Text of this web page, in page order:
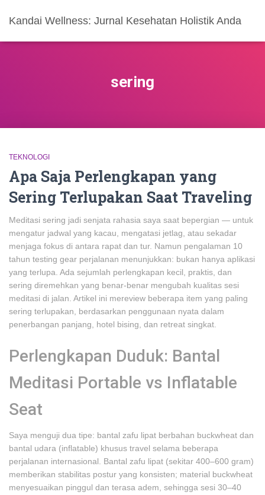
Kandai Wellness: Jurnal Kesehatan Holistik Anda
sering
TEKNOLOGI
Apa Saja Perlengkapan yang
Sering Terlupakan Saat Traveling
Meditasi sering jadi senjata rahasia saya saat bepergian — untuk
mengatur jadwal yang kacau, mengatasi jetlag, atau sekadar
menjaga fokus di antara rapat dan tur. Namun pengalaman 10
tahun testing gear perjalanan menunjukkan: bukan hanya aplikasi
yang terlupa. Ada sejumlah perlengkapan kecil, praktis, dan
sering diremehkan yang benar-benar mengubah kualitas sesi
meditasi di jalan. Artikel ini mereview beberapa item yang paling
sering terlupakan, berdasarkan penggunaan nyata dalam
penerbangan panjang, hotel bising, dan retreat singkat.
Perlengkapan Duduk: Bantal
Meditasi Portable vs Inflatable
Seat
Saya menguji dua tipe: bantal zafu lipat berbahan buckwheat dan
bantal udara (inflatable) khusus travel selama beberapa
perjalanan internasional. Bantal zafu lipat (sekitar 400–600 gram)
memberikan stabilitas postur yang konsisten; material buckwheat
menyesuaikan pinggul dan terasa adem, sehingga sesi 30–40